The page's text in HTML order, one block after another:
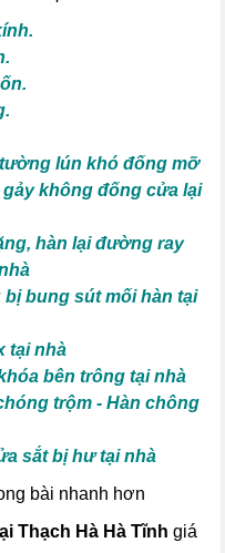
lún khó đống mỡ
không đống cửa lại
hàn lại đường ray
bung sút mối hàn tại
tại nhà
bên trông tại nhà
trộm - Hàn chông
sắt bị hư tại nhà
bài nhanh hơn
Thạch Hà Hà Tĩnh giá